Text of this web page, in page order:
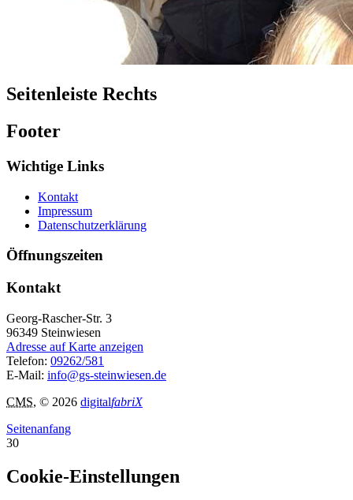
Seitenleiste Rechts
Footer
Wichtige Links
Kontakt
Impressum
Datenschutzerklärung
Öffnungszeiten
Kontakt
Georg-Rascher-Str. 3
96349 Steinwiesen
Adresse auf Karte anzeigen
Telefon: 09262/581
E-Mail: info@gs-steinwiesen.de
CMS, © 2026 digitalfabriX
Seitenanfang
30
Cookie-Einstellungen